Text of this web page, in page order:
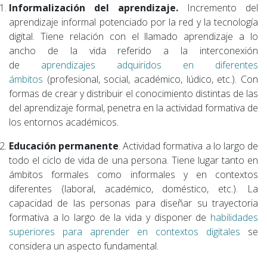
Informalización del aprendizaje. Incremento del
aprendizaje informal potenciado por la red y la tecnología
digital. Tiene relación con el llamado aprendizaje a lo
ancho de la vida referido a la interconexión
de aprendizajes adquiridos en diferentes
ámbitos (profesional, social, académico, lúdico, etc.). Con
formas de crear y distribuir el conocimiento distintas de las
del aprendizaje formal, penetra en la actividad formativa de
los entornos académicos.
Educación permanente. Actividad formativa a lo largo de
todo el ciclo de vida de una persona. Tiene lugar tanto en
ámbitos formales como informales y en contextos
diferentes (laboral, académico, doméstico, etc.). La
capacidad de las personas para diseñar su trayectoria
formativa a lo largo de la vida y disponer de habilidades
superiores para aprender en contextos digitales se
considera un aspecto fundamental.